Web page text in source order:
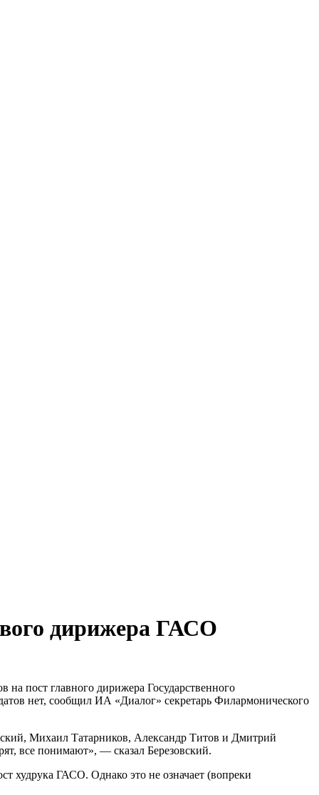
дирижера ГАСО
на пост главного дирижера Государственного
нет, сообщил ИА «Диалог» секретарь Филармонического
Михаил Татарников, Александр Титов и Дмитрий
все понимают», — сказал Березовский.
худрука ГАСО. Однако это не означает (вопреки